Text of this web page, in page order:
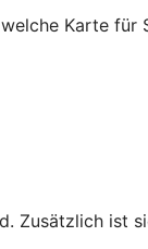
Karte für
ist